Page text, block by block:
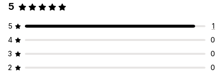
5
5
1
4
0
3
0
2
0